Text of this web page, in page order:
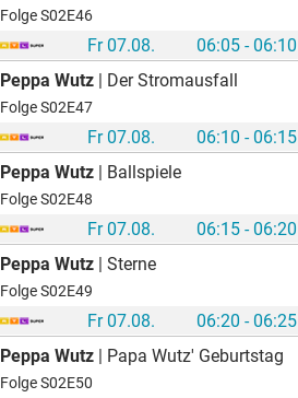
Folge S02E46
Fr 07.08. 06:05 - 06:10
Peppa Wutz | Der Stromausfall
Folge S02E47
Fr 07.08. 06:10 - 06:15
Peppa Wutz | Ballspiele
Folge S02E48
Fr 07.08. 06:15 - 06:20
Peppa Wutz | Sterne
Folge S02E49
Fr 07.08. 06:20 - 06:25
Peppa Wutz | Papa Wutz' Geburtstag
Folge S02E50